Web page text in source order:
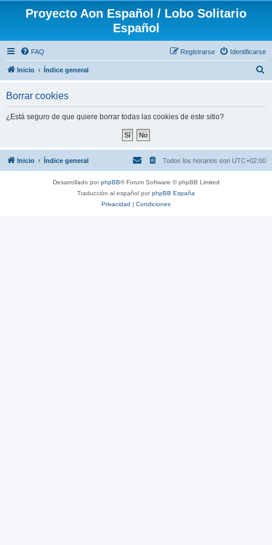
Proyecto Aon Español / Lobo Solitario
Español
FAQ Identificarse
Registrarse
Inicio Índice general
Borrar cookies
¿Está seguro de que quiere borrar todas las cookies de este sitio?
Inicio Índice general Todos los horarios son UTC+02:00
Desarrollado porphpBB® Forum Software © phpBB Limited
Traducción al español porphpBB España
Privacidad | Condiciones